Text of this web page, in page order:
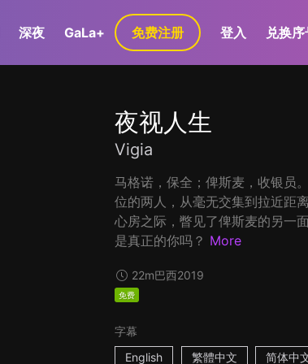
深夜 GaLa+ 免费注册 登入 兑换序
夜视人生
Vigia
马格诺，保全；俾斯麦，收银员
位的两人，从毫无交集到拉近距
心房之际，瞥见了俾斯麦的另一
是真正的你吗？ More
22m巴西2019
免费
字幕
English
繁體中文 简体中